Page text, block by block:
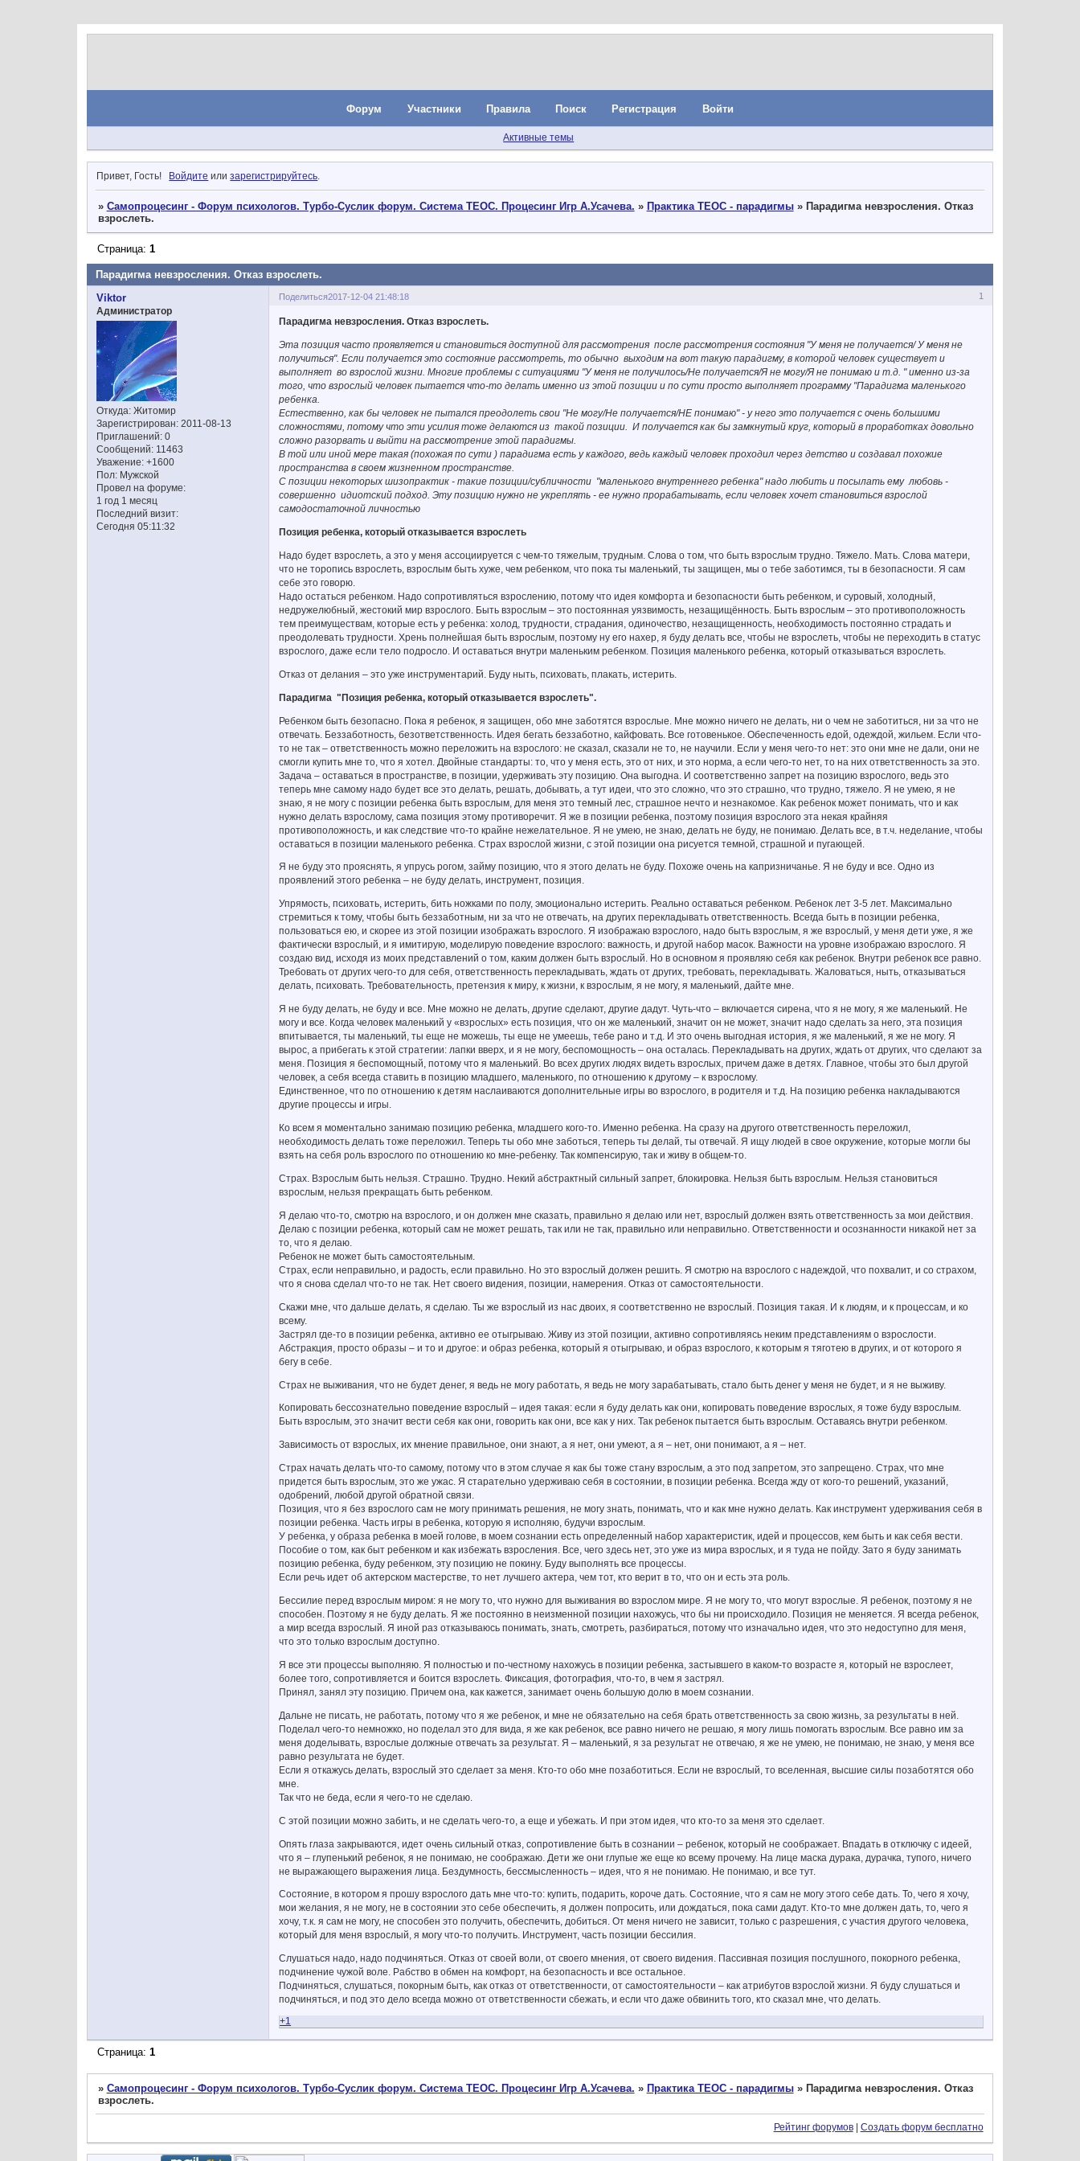
Форум Участники Правила Поиск Регистрация Войти
Активные темы
Привет, Гость! Войдите илизарегистрируйтесь
» Самопроцесинг - Форум психологов. Турбо-Суслик форум. Система ТЕОС. Процесинг Игр А.Усачева. » Практика ТЕОС - парадигмы » Парадигма невзросления. Отказ
взрослеть.
Парадигма невзросления. Отказ взрослеть.
Страница: 1
Поделиться 1
2017-12-04 21:48:18
Viktor
Администратор
Откуда: Житомир
Зарегистрирован: 2011-08-13
Приглашений: 0
Сообщений: 11463
Уважение: +1600
Пол: Мужской
Провел на форуме:
1 год 1 месяц
Последний визит:
Сегодня 05:11:32
Парадигма невзросления. Отказ взрослеть.
Эта позиция часто проявляется и становиться доступной для рассмотрения после рассмотрения состояния "У меня не получается/ У меня не
получиться". Если получается это состояние рассмотреть, то обычно выходим на вот такую парадигму, в которой человек существует и
выполняет во взрослой жизни. Многие проблемы с ситуациями "У меня не получилось/Не получается/Я не могу/Я не понимаю и т.д. " именно из-за
того, что взрослый человек пытается что-то делать именно из этой позиции и по сути просто выполняет программу "Парадигма маленького
ребенка.
Естественно, как бы человек не пытался преодолеть свои "Не могу/Не получается/НЕ понимаю" - у него это получается с очень большими
сложностями, потому что эти усилия тоже делаются из такой позиции. И получается как бы замкнутый круг, который в проработках довольно
сложно разорвать и выйти на рассмотрение этой парадигмы.
В той или иной мере такая (похожая по сути ) парадигма есть у каждого, ведь каждый человек проходил через детство и создавал похожие
пространства в своем жизненном пространстве.
С позиции некоторых шизопрактик - такие позиции/субличности "маленького внутреннего ребенка" надо любить и посылать ему любовь -
совершенно идиотский подход. Эту позицию нужно не укреплять - ее нужно прорабатывать, если человек хочет становиться взрослой
самодостаточной личностью
Позиция ребенка, который отказывается взрослеть
Надо будет взрослеть, а это у меня ассоциируется с чем-то тяжелым, трудным. Слова о том, что быть взрослым трудно. Тяжело. Мать. Слова матери,
что не торопись взрослеть, взрослым быть хуже, чем ребенком, что пока ты маленький, ты защищен, мы о тебе заботимся, ты в безопасности. Я сам
себе это говорю.
Надо остаться ребенком. Надо сопротивляться взрослению, потому что идея комфорта и безопасности быть ребенком, и суровый, холодный,
недружелюбный, жестокий мир взрослого. Быть взрослым – это постоянная уязвимость, незащищённость. Быть взрослым – это противоположность
тем преимуществам, которые есть у ребенка: холод, трудности, страдания, одиночество, незащищенность, необходимость постоянно страдать и
преодолевать трудности. Хрень полнейшая быть взрослым, поэтому ну его нахер, я буду делать все, чтобы не взрослеть, чтобы не переходить в статус
взрослого, даже если тело подросло. И оставаться внутри маленьким ребенком. Позиция маленького ребенка, который отказываться взрослеть.
Отказ от делания – это уже инструментарий. Буду ныть, психовать, плакать, истерить.
Парадигма "Позиция ребенка, который отказывается взрослеть".
Ребенком быть безопасно. Пока я ребенок, я защищен, обо мне заботятся взрослые. Мне можно ничего не делать, ни о чем не заботиться, ни за что не
отвечать. Беззаботность, безответственность. Идея бегать беззаботно, кайфовать. Все готовенькое. Обеспеченность едой, одеждой, жильем. Если что-
то не так – ответственность можно переложить на взрослого: не сказал, сказали не то, не научили. Если у меня чего-то нет: это они мне не дали, они не
смогли купить мне то, что я хотел. Двойные стандарты: то, что у меня есть, это от них, и это норма, а если чего-то нет, то на них ответственность за это.
Задача – оставаться в пространстве, в позиции, удерживать эту позицию. Она выгодна. И соответственно запрет на позицию взрослого, ведь это
теперь мне самому надо будет все это делать, решать, добывать, а тут идеи, что это сложно, что это страшно, что трудно, тяжело. Я не умею, я не
знаю, я не могу с позиции ребенка быть взрослым, для меня это темный лес, страшное нечто и незнакомое. Как ребенок может понимать, что и как
нужно делать взрослому, сама позиция этому противоречит. Я же в позиции ребенка, поэтому позиция взрослого эта некая крайняя
противоположность, и как следствие что-то крайне нежелательное. Я не умею, не знаю, делать не буду, не понимаю. Делать все, в т.ч. неделание, чтобы
оставаться в позиции маленького ребенка. Страх взрослой жизни, с этой позиции она рисуется темной, страшной и пугающей.
Я не буду это прояснять, я упрусь рогом, займу позицию, что я этого делать не буду. Похоже очень на капризничанье. Я не буду и все. Одно из
проявлений этого ребенка – не буду делать, инструмент, позиция.
Упрямость, психовать, истерить, бить ножками по полу, эмоционально истерить. Реально оставаться ребенком. Ребенок лет 3-5 лет. Максимально
стремиться к тому, чтобы быть беззаботным, ни за что не отвечать, на других перекладывать ответственность. Всегда быть в позиции ребенка,
пользоваться ею, и скорее из этой позиции изображать взрослого. Я изображаю взрослого, надо быть взрослым, я же взрослый, у меня дети уже, я же
фактически взрослый, и я имитирую, моделирую поведение взрослого: важность, и другой набор масок. Важности на уровне изображаю взрослого. Я
создаю вид, исходя из моих представлений о том, каким должен быть взрослый. Но в основном я проявляю себя как ребенок. Внутри ребенок все равно.
Требовать от других чего-то для себя, ответственность перекладывать, ждать от других, требовать, перекладывать. Жаловаться, ныть, отказываться
делать, психовать. Требовательность, претензия к миру, к жизни, к взрослым, я не могу, я маленький, дайте мне.
Я не буду делать, не буду и все. Мне можно не делать, другие сделают, другие дадут. Чуть-что – включается сирена, что я не могу, я же маленький. Не
могу и все. Когда человек маленький у «взрослых» есть позиция, что он же маленький, значит он не может, значит надо сделать за него, эта позиция
впитывается, ты маленький, ты еще не можешь, ты еще не умеешь, тебе рано и т.д. И это очень выгодная история, я же маленький, я же не могу. Я
вырос, а прибегать к этой стратегии: лапки вверх, и я не могу, беспомощность – она осталась. Перекладывать на других, ждать от других, что сделают за
меня. Позиция я беспомощный, потому что я маленький. Во всех других людях видеть взрослых, причем даже в детях. Главное, чтобы это был другой
человек, а себя всегда ставить в позицию младшего, маленького, по отношению к другому – к взрослому.
Единственное, что по отношению к детям наслаиваются дополнительные игры во взрослого, в родителя и т.д. На позицию ребенка накладываются
другие процессы и игры.
Ко всем я моментально занимаю позицию ребенка, младшего кого-то. Именно ребенка. На сразу на другого ответственность переложил,
необходимость делать тоже переложил. Теперь ты обо мне заботься, теперь ты делай, ты отвечай. Я ищу людей в свое окружение, которые могли бы
взять на себя роль взрослого по отношению ко мне-ребенку. Так компенсирую, так и живу в общем-то.
Страх. Взрослым быть нельзя. Страшно. Трудно. Некий абстрактный сильный запрет, блокировка. Нельзя быть взрослым. Нельзя становиться
взрослым, нельзя прекращать быть ребенком.
Я делаю что-то, смотрю на взрослого, и он должен мне сказать, правильно я делаю или нет, взрослый должен взять ответственность за мои действия.
Делаю с позиции ребенка, который сам не может решать, так или не так, правильно или неправильно. Ответственности и осознанности никакой нет за
то, что я делаю.
Ребенок не может быть самостоятельным.
Страх, если неправильно, и радость, если правильно. Но это взрослый должен решить. Я смотрю на взрослого с надеждой, что похвалит, и со страхом,
что я снова сделал что-то не так. Нет своего видения, позиции, намерения. Отказ от самостоятельности.
Скажи мне, что дальше делать, я сделаю. Ты же взрослый из нас двоих, я соответственно не взрослый. Позиция такая. И к людям, и к процессам, и ко
всему.
Застрял где-то в позиции ребенка, активно ее отыгрываю. Живу из этой позиции, активно сопротивляясь неким представлениям о взрослости.
Абстракция, просто образы – и то и другое: и образ ребенка, который я отыгрываю, и образ взрослого, к которым я тяготею в других, и от которого я
бегу в себе.
Страх не выживания, что не будет денег, я ведь не могу работать, я ведь не могу зарабатывать, стало быть денег у меня не будет, и я не выживу.
Копировать бессознательно поведение взрослый – идея такая: если я буду делать как они, копировать поведение взрослых, я тоже буду взрослым.
Быть взрослым, это значит вести себя как они, говорить как они, все как у них. Так ребенок пытается быть взрослым. Оставаясь внутри ребенком.
Зависимость от взрослых, их мнение правильное, они знают, а я нет, они умеют, а я – нет, они понимают, а я – нет.
Страх начать делать что-то самому, потому что в этом случае я как бы тоже стану взрослым, а это под запретом, это запрещено. Страх, что мне
придется быть взрослым, это же ужас. Я старательно удерживаю себя в состоянии, в позиции ребенка. Всегда жду от кого-то решений, указаний,
одобрений, любой другой обратной связи.
Позиция, что я без взрослого сам не могу принимать решения, не могу знать, понимать, что и как мне нужно делать. Как инструмент удерживания себя в
позиции ребенка. Часть игры в ребенка, которую я исполняю, будучи взрослым.
У ребенка, у образа ребенка в моей голове, в моем сознании есть определенный набор характеристик, идей и процессов, кем быть и как себя вести.
Пособие о том, как быт ребенком и как избежать взросления. Все, чего здесь нет, это уже из мира взрослых, и я туда не пойду. Зато я буду занимать
позицию ребенка, буду ребенком, эту позицию не покину. Буду выполнять все процессы.
Если речь идет об актерском мастерстве, то нет лучшего актера, чем тот, кто верит в то, что он и есть эта роль.
Бессилие перед взрослым миром: я не могу то, что нужно для выживания во взрослом мире. Я не могу то, что могут взрослые. Я ребенок, поэтому я не
способен. Поэтому я не буду делать. Я же постоянно в неизменной позиции нахожусь, что бы ни происходило. Позиция не меняется. Я всегда ребенок,
а мир всегда взрослый. Я иной раз отказываюсь понимать, знать, смотреть, разбираться, потому что изначально идея, что это недоступно для меня,
что это только взрослым доступно.
Я все эти процессы выполняю. Я полностью и по-честному нахожусь в позиции ребенка, застывшего в каком-то возрасте я, который не взрослеет,
более того, сопротивляется и боится взрослеть. Фиксация, фотография, что-то, в чем я застрял.
Принял, занял эту позицию. Причем она, как кажется, занимает очень большую долю в моем сознании.
Дальне не писать, не работать, потому что я же ребенок, и мне не обязательно на себя брать ответственность за свою жизнь, за результаты в ней.
Поделал чего-то немножко, но поделал это для вида, я же как ребенок, все равно ничего не решаю, я могу лишь помогать взрослым. Все равно им за
меня доделывать, взрослые должные отвечать за результат. Я – маленький, я за результат не отвечаю, я же не умею, не понимаю, не знаю, у меня все
равно результата не будет.
Если я откажусь делать, взрослый это сделает за меня. Кто-то обо мне позаботиться. Если не взрослый, то вселенная, высшие силы позаботятся обо
мне.
Так что не беда, если я чего-то не сделаю.
С этой позиции можно забить, и не сделать чего-то, а еще и убежать. И при этом идея, что кто-то за меня это сделает.
Опять глаза закрываются, идет очень сильный отказ, сопротивление быть в сознании – ребенок, который не соображает. Впадать в отключку с идеей,
что я – глупенький ребенок, я не понимаю, не соображаю. Дети же они глупые же еще ко всему прочему. На лице маска дурака, дурачка, тупого, ничего
не выражающего выражения лица. Бездумность, бессмысленность – идея, что я не понимаю. Не понимаю, и все тут.
Состояние, в котором я прошу взрослого дать мне что-то: купить, подарить, короче дать. Состояние, что я сам не могу этого себе дать. То, чего я хочу,
мои желания, я не могу, не в состоянии это себе обеспечить, я должен попросить, или дождаться, пока сами дадут. Кто-то мне должен дать, то, чего я
хочу, т.к. я сам не могу, не способен это получить, обеспечить, добиться. От меня ничего не зависит, только с разрешения, с участия другого человека,
который для меня взрослый, я могу что-то получить. Инструмент, часть позиции бессилия.
Слушаться надо, надо подчиняться. Отказ от своей воли, от своего мнения, от своего видения. Пассивная позиция послушного, покорного ребенка,
подчинение чужой воле. Рабство в обмен на комфорт, на безопасность и все остальное.
Подчиняться, слушаться, покорным быть, как отказ от ответственности, от самостоятельности – как атрибутов взрослой жизни. Я буду слушаться и
подчиняться, и под это дело всегда можно от ответственности сбежать, и если что даже обвинить того, кто сказал мне, что делать.
+1
Страница: 1
» Самопроцесинг - Форум психологов. Турбо-Суслик форум. Система ТЕОС. Процесинг Игр А.Усачева. » Практика ТЕОС - парадигмы » Парадигма невзросления. Отказ
взрослеть.
Рейтинг форумов| Создать форум бесплатно